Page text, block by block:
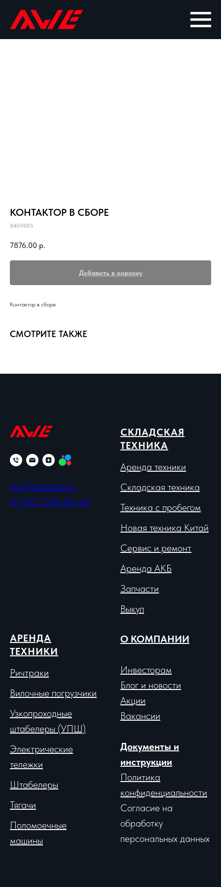
КОНТАКТОР В СБОРЕ
8409885
7876.00 р.
Добавить в корзину
Контактор в сборе
СМОТРИТЕ ТАКЖЕ
info@skladkar.ru
8 (495) 748-84-42
СКЛАДСКАЯ
ТЕХНИКА
Аренда техники
Складская техника
Техника с пробегом
Новая техника Китай
Сервис и ремонт
Аренда АКБ
Запчасти
Выкуп
АРЕНДА
ТЕХНИКИ
Ричтраки
Вилочные погрузчики
Узкопроходные
штабелеры (УПШ)
Электрические
тележки
Штабелеры
Тягачи
Поломоечные
машины
О КОМПАНИИ
Инвесторам
Блог и новости
Акции
Вакансии
Документы и
инструкции
Политика
конфиденциальности
Согласие на
обработку
персональных данных